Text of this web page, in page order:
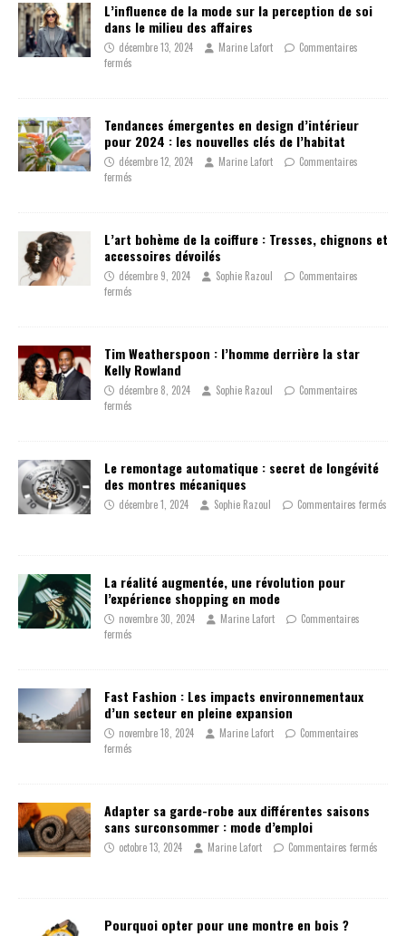
L’influence de la mode sur la perception de soi
dans le milieu des affaires
décembre 13, 2024 Marine Lafort
Commentaires
fermés
Tendances émergentes en design d’intérieur
pour 2024 : les nouvelles clés de l’habitat
décembre 12, 2024 Marine Lafort
Commentaires
fermés
L’art bohème de la coiffure : Tresses, chignons et
accessoires dévoilés
décembre 9, 2024 Sophie Razoul
Commentaires
fermés
Tim Weatherspoon : l’homme derrière la star
Kelly Rowland
décembre 8, 2024 Sophie Razoul
Commentaires
fermés
Le remontage automatique : secret de longévité
des montres mécaniques
décembre 1, 2024 Sophie Razoul Commentaires fermés
La réalité augmentée, une révolution pour
l’expérience shopping en mode
novembre 30, 2024 Marine Lafort
Commentaires
fermés
Fast Fashion : Les impacts environnementaux
d’un secteur en pleine expansion
novembre 18, 2024 Marine Lafort
Commentaires
fermés
Adapter sa garde-robe aux différentes saisons
sans surconsommer : mode d’emploi
octobre 13, 2024 Marine Lafort Commentaires fermés
Pourquoi opter pour une montre en bois ?